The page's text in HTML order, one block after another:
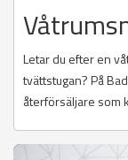
Letar du efter en
tvättstugan? På
återförsäljare som